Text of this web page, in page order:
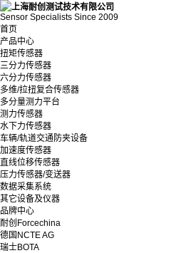
Sensor Specialists Since 2009
首页
产品中心
扭矩传感器
三分力传感器
六分力传感器
多维/拉扭复合传感器
多分量测力平台
测力传感器
水下力传感器
车辆/轨道交通防夹设备
加速度传感器
直线位移传感器
压力传感器/变送器
数据采集系统
其它设备及仪器
品牌中心
耐创Forcechina
德国NCTE AG
瑞士BOTA